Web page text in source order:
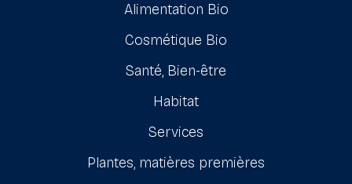
Alimentation Bio
Cosmétique Bio
Santé, Bien-être
Habitat
Services
Plantes, matières premières